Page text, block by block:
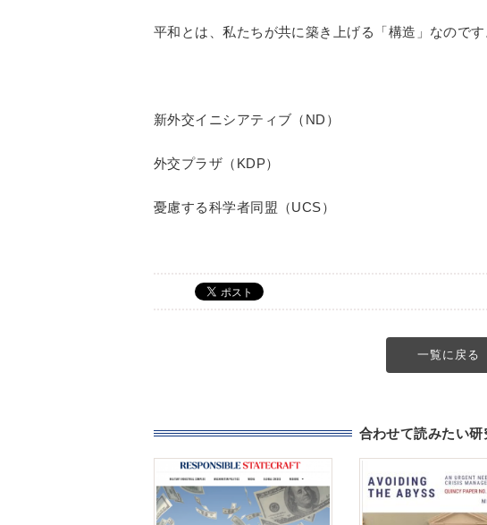
平和とは、私たちが共に築き上げる「構造」なのです
新外交イニシアティブ（ND）
外交プラザ（KDP）
憂慮する科学者同盟（UCS）
一覧に戻る
合わせて読みたい研